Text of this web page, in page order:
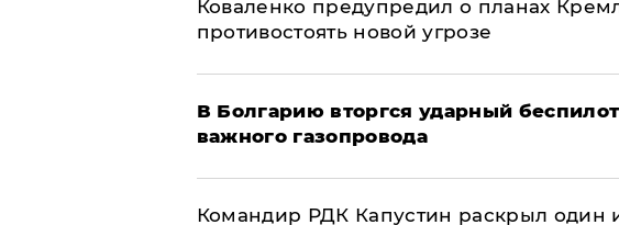
Коваленко предупредил о планах
противостоять новой угрозе
В Болгарию вторгся ударный
важного газопровода
Командир РДК Капустин раскрыл один